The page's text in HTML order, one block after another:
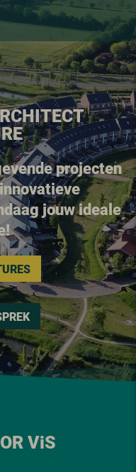
projecten
jouw ideale
ViS